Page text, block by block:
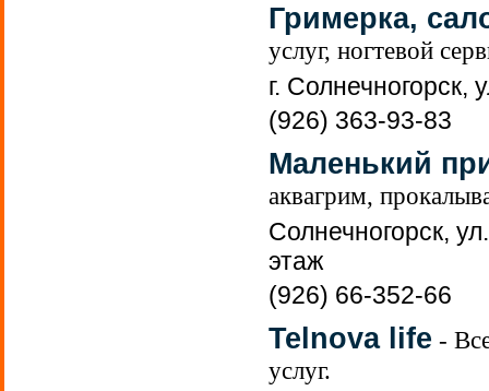
Гримерка,
услуг, ногтевой
г. Солнечногорск,
(926) 363-93-83
Маленький
аквагрим,
Солнечногорск,
этаж
(926) 66-352-66
Telnova life -
услуг.